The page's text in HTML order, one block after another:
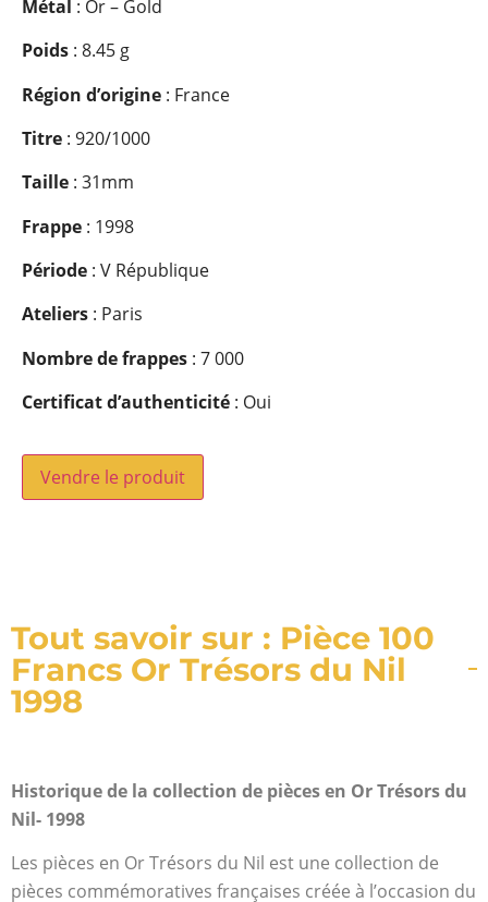
Métal : Or – Gold
Poids : 8.45 g
Région d’origine : France
Titre : 920/1000
Taille : 31mm
Frappe : 1998
Période : V République
Ateliers : Paris
Nombre de frappes : 7 000
Certificat d’authenticité : Oui
Vendre le produit
Tout savoir sur : Pièce 100
Francs Or Trésors du Nil
1998
Historique de la collection de pièces en Or Trésors du
Nil- 1998
Les pièces en Or Trésors du Nil est une collection de
pièces commémoratives françaises créée à l’occasion du